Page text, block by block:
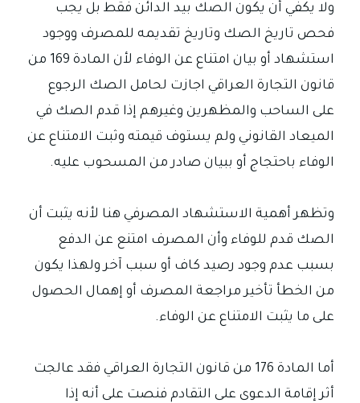
ولا يكفي أن يكون الصك بيد الدائن فقط بل يجب
فحص تاريخ الصك وتاريخ تقديمه للمصرف ووجود
استشهاد أو بيان امتناع عن الوفاء لأن المادة 169 من
قانون التجارة العراقي اجازت لحامل الصك الرجوع
على الساحب والمظهرين وغيرهم إذا قدم الصك في
الميعاد القانوني ولم يستوف قيمته وثبت الامتناع عن
الوفاء باحتجاج أو ببيان صادر من المسحوب عليه.
وتظهر أهمية الاستشهاد المصرفي هنا لأنه يثبت أن
الصك قدم للوفاء وأن المصرف امتنع عن الدفع
بسبب عدم وجود رصيد كاف أو سبب آخر ولهذا يكون
من الخطأ تأخير مراجعة المصرف أو إهمال الحصول
على ما يثبت الامتناع عن الوفاء.
أما المادة 176 من قانون التجارة العراقي فقد عالجت
أثر إقامة الدعوى على التقادم فنصت على أنه إذا